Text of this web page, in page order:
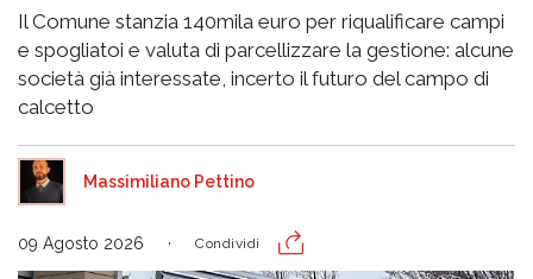
Il Comune stanzia 140mila euro per riqualificare campi
e spogliatoi e valuta di parcellizzare la gestione: alcune
società già interessate, incerto il futuro del campo di
calcetto
Massimiliano Pettino
09 Agosto 2026 Condividi